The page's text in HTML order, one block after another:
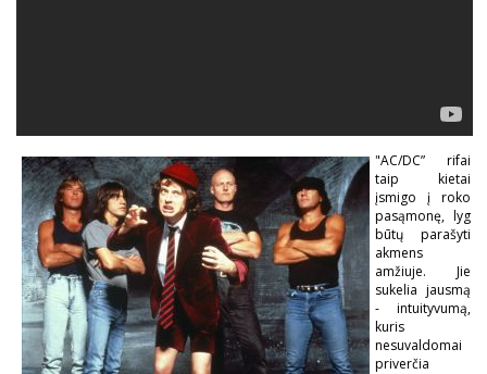
"AC/DC” rifai
taip kietai
įsmigo į roko
pasąmonę, lyg
būtų parašyti
akmens
amžiuje. Jie
sukelia jausmą
- intuityvumą,
kuris
nesuvaldomai
priverčia